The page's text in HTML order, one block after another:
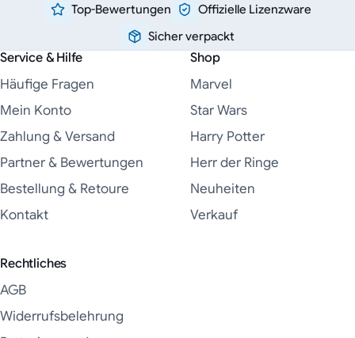
Top-Bewertungen
Offizielle Lizenzware
Sicher verpackt
Service & Hilfe
Häufige Fragen
Mein Konto
Zahlung & Versand
Partner & Bewertungen
Bestellung & Retoure
Kontakt
Shop
Marvel
Star Wars
Harry Potter
Herr der Ringe
Neuheiten
Verkauf
Rechtliches
AGB
Widerrufsbelehrung